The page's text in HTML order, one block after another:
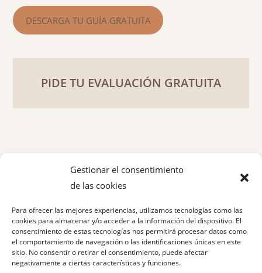
Gestionar el consentimiento
de las cookies
Para ofrecer las mejores experiencias, utilizamos tecnologías como las
cookies para almacenar y/o acceder a la información del dispositivo. El
consentimiento de estas tecnologías nos permitirá procesar datos como
el comportamiento de navegación o las identificaciones únicas en este
sitio. No consentir o retirar el consentimiento, puede afectar
negativamente a ciertas características y funciones.
DESCARGA TU GUÍA GRATUITA
PIDE TU EVALUACIÓN GRATUITA
Política de privacidad
Aviso legal
Política de cookies